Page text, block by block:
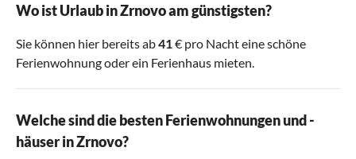
Wo ist Urlaub in Zrnovo am günstigsten?
Sie können hier bereits ab41 € pro Nacht eine schöne
Ferienwohnung oder ein Ferienhaus mieten.
Welche sind die besten Ferienwohnungen und -
häuser in Zrnovo?